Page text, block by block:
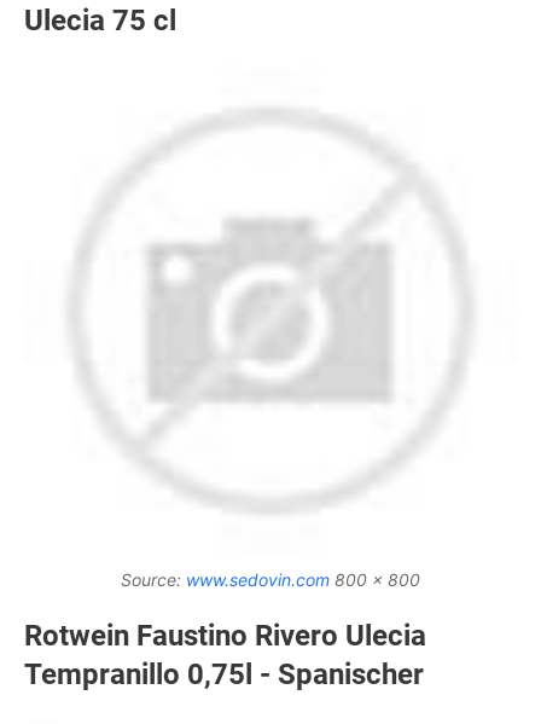
Ulecia 75 cl
Source: www.sedovin.com 800 x 800
Rotwein Faustino Rivero Ulecia
Tempranillo 0,75l - Spanischer